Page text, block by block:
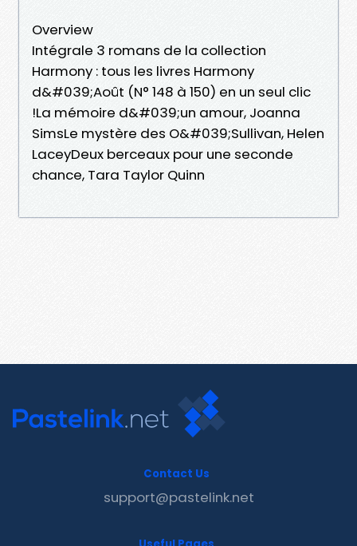
Overview
Intégrale 3 romans de la collection
Harmony : tous les livres Harmony
d&#039;Août (N° 148 à 150) en un seul clic
!La mémoire d&#039;un amour, Joanna
SimsLe mystère des O&#039;Sullivan, Helen
LaceyDeux berceaux pour une seconde
chance, Tara Taylor Quinn
Contact Us
support@pastelink.net